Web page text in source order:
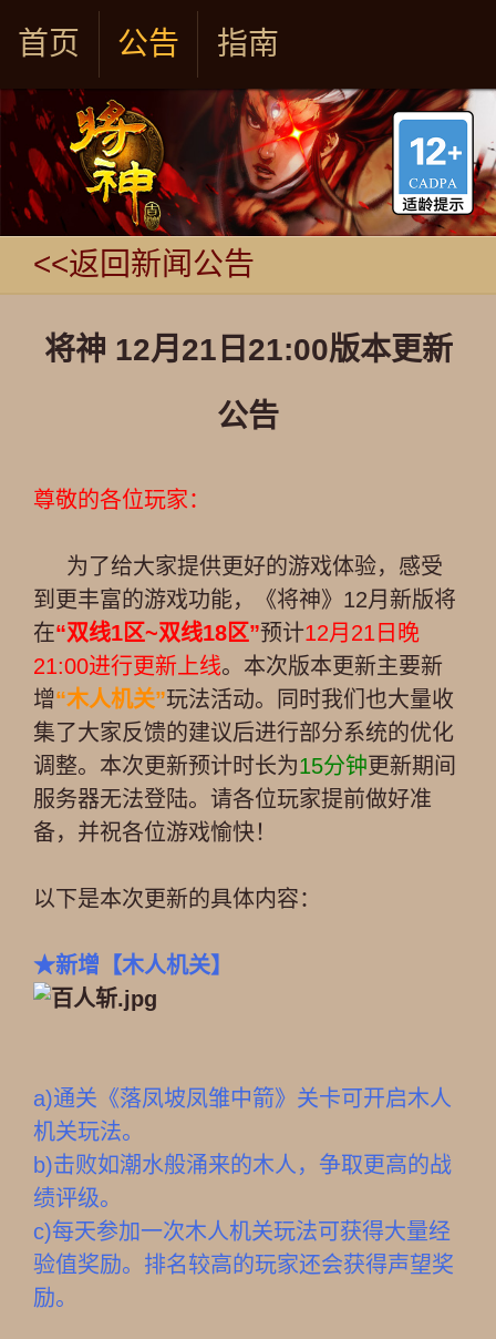
首页 公告 指南
<<返回新闻公告
将神 12月21日21:00版本更新
公告
尊敬的各位玩家：
为了给大家提供更好的游戏体验，感受
到更丰富的游戏功能，《将神》12月新版将
在“双线1区~双线18区”预计12月21日晚
21:00进行更新上线。本次版本更新主要新
增“木人机关”玩法活动。同时我们也大量收
集了大家反馈的建议后进行部分系统的优化
调整。本次更新预计时长为15分钟更新期间
服务器无法登陆。请各位玩家提前做好准
备，并祝各位游戏愉快！
以下是本次更新的具体内容：
★新增 【木人机关】
a)通关《落凤坡凤雏中箭》关卡可开启木人
机关玩法。
b)击败如潮水般涌来的木人，争取更高的战
绩评级。
c)每天参加一次木人机关玩法可获得大量经
验值奖励。排名较高的玩家还会获得声望奖
励。